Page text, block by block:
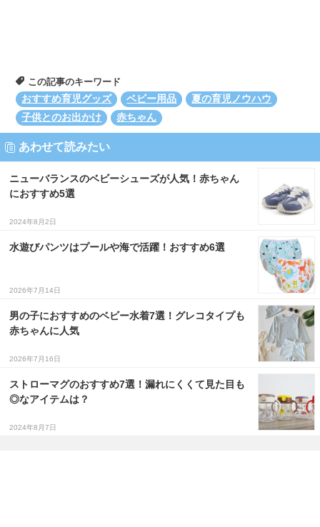
この記事のキーワード
おすすめ育児グッズ
ベビー用品
夏の育児ノウハウ
子供とのお出かけ
赤ちゃん
あわせて読みたい
ニューバランスのベビーシューズが人気！赤ちゃん
におすすめ5選
2024年8月2日
水遊びパンツはプールや海で活躍！おすすめ6選
2026年7月14日
男の子におすすめのベビー水着7選！グレコタイプも
赤ちゃんに人気
2026年7月16日
ストローマグのおすすめ7選！漏れにくくて見た目も
◎なアイテムは？
2024年8月7日